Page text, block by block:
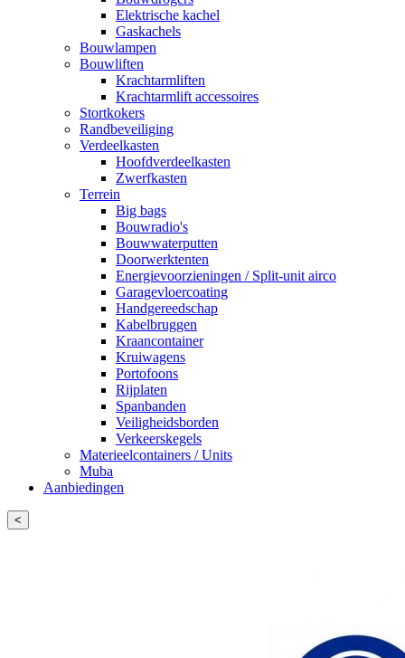
Elektrische kachel
Gaskachels
Bouwlampen
Bouwliften
Krachtarmliften
Krachtarmlift accessoires
Stortkokers
Randbeveiliging
Verdeelkasten
Hoofdverdeelkasten
Zwerfkasten
Terrein
Big bags
Bouwradio's
Bouwwaterputten
Doorwerktenten
Energievoorzieningen / Split-unit airco
Garagevloercoating
Handgereedschap
Kabelbruggen
Kraancontainer
Kruiwagens
Portofoons
Rijplaten
Spanbanden
Veiligheidsborden
Verkeerskegels
Materieelcontainers / Units
Muba
Aanbiedingen
<